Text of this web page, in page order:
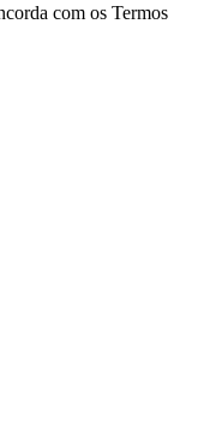
com os Termos